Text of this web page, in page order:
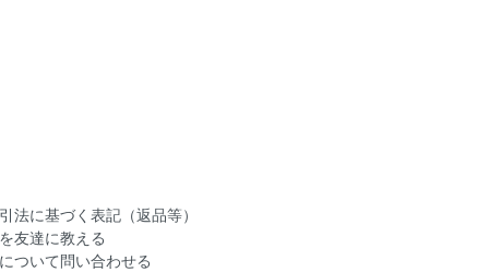
法に基づく表記（返品等）
友達に教える
ついて問い合わせる